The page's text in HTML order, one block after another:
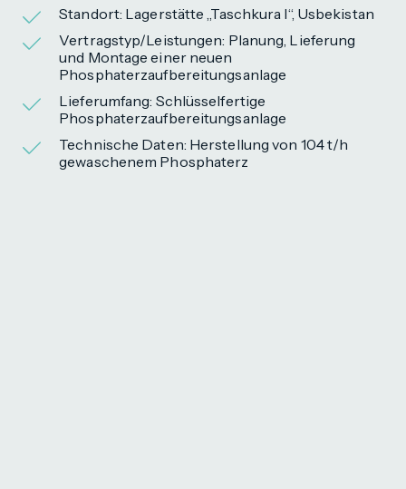
Standort: Lagerstätte „Taschkura I“, Usbekistan
Vertragstyp/Leistungen: Planung, Lieferung
und Montage einer neuen
Phosphaterzaufbereitungsanlage
Lieferumfang: Schlüsselfertige
Phosphaterzaufbereitungsanlage
Technische Daten: Herstellung von 104 t/h
gewaschenem Phosphaterz